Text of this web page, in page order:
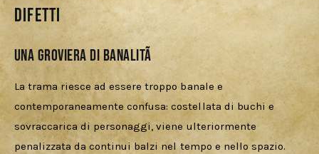
DIFETTI
Una groviera di banalitÃ
La trama riesce ad essere troppo banale e
contemporaneamente confusa: costellata di buchi e
sovraccarica di personaggi, viene ulteriormente
penalizzata da continui balzi nel tempo e nello spazio.